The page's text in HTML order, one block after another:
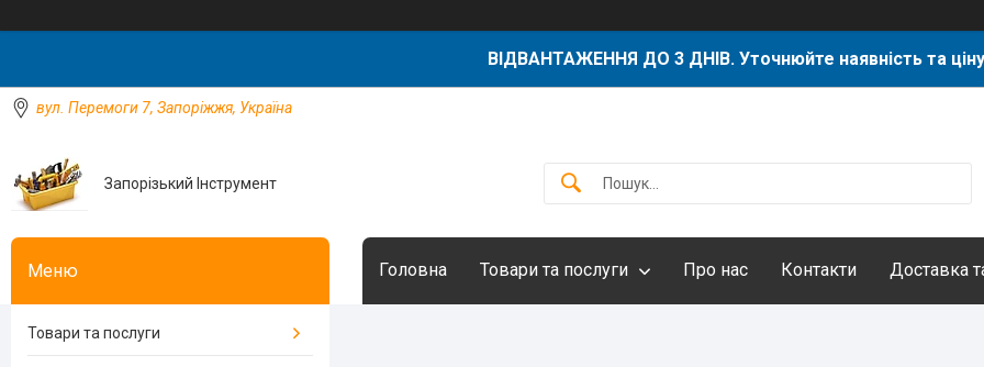
ВІДВАНТАЖЕННЯ ДО 3 ДНІВ. Уточнюйте наявність та
вул. Перемоги 7, Запоріжжя, Україна
Запорізький Інструмент
Головна Товари та послуги Про нас Контакти Доставка
Товари та послуги